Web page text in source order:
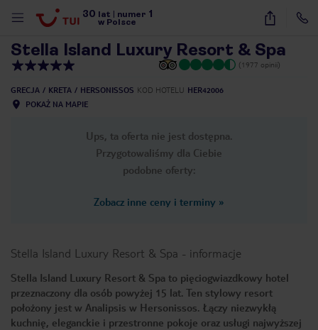
30 lat numer 1
w Polsce
43
Stella Island Luxury Resort & Spa
(1977 opinii)
GRECJA KRETA HERSONISSOS KOD HOTELU HER42006
POKAŻ NA MAPIE
Ups, ta oferta nie jest dostępna.
Przygotowaliśmy dla Ciebie
podobne oferty:
Zobacz inne ceny i terminy »
Stella Island Luxury Resort & Spa - informacje
Stella Island Luxury Resort & Spa to pięciogwiazdkowy hotel
przeznaczony dla osób powyżej 15 lat. Ten stylowy resort
położony jest w Analipsis w Hersonissos. Łączy niezwykłą
kuchnię, eleganckie i przestronne pokoje oraz usługi najwyższej